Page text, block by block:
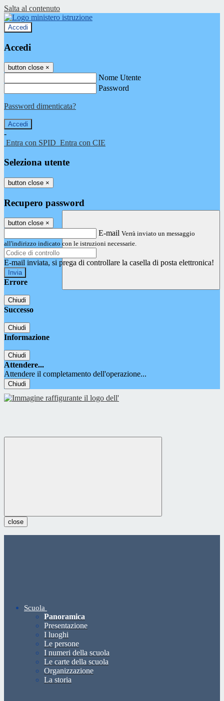
Salta al contenuto
Accedi
Accedi
button close ×
Nome Utente
Password
Password dimenticata?
-
Entra con SPID Entra con CIE
Seleziona utente
button close ×
Recupero password
button close ×
E-mail Verrà inviato un messaggio
all'indirizzo indicato con le istruzioni necessarie.
E-mail inviata, si prega di controllare la casella di posta elettronica!
Errore
Chiudi
Successo
Chiudi
Informazione
Chiudi
Attendere...
Attendere il completamento dell'operazione...
Chiudi
close
Scuola
Panoramica
Presentazione
I luoghi
Le persone
I numeri della scuola
Le carte della scuola
Organizzazione
La storia